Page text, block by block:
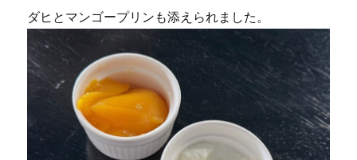
ダヒとマンゴープリンも添えられました。